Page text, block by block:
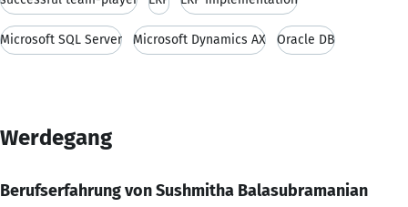
Microsoft SQL Server Microsoft Dynamics AX Oracle DB
Werdegang
Berufserfahrung von Sushmitha Balasubramanian